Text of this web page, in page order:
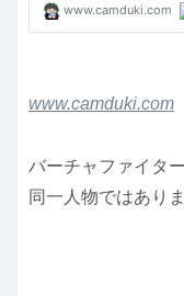
www.camduki.com
バーチャファイタ
同一人物ではあり